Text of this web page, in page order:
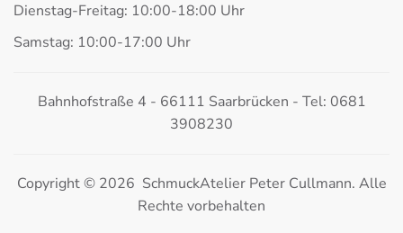
Dienstag-Freitag: 10:00-18:00 Uhr
Samstag: 10:00-17:00 Uhr
Bahnhofstraße 4 - 66111 Saarbrücken - Tel: 0681
3908230
Copyright © 2026 SchmuckAtelier Peter Cullmann. Alle
Rechte vorbehalten